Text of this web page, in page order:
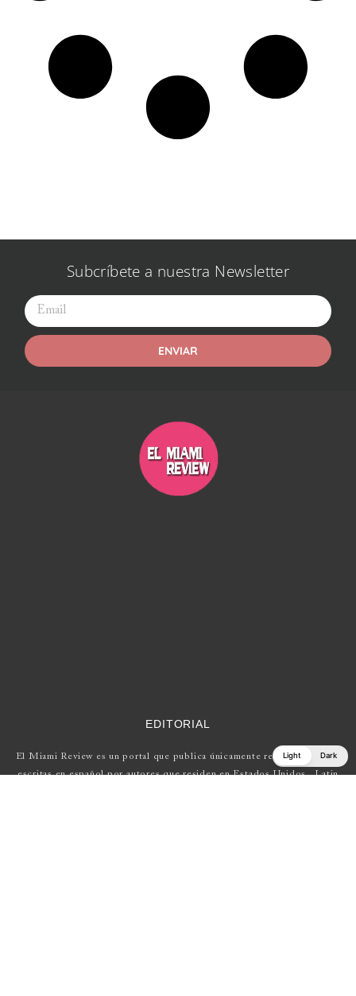
Subcríbete a nuestra Newsletter
ENVIAR
EDITORIAL
El Miami Review es un portal que publica únicamente reseñas de obras
escritas en español por autores que residen en Estados Unidos , Latin
Light Dark